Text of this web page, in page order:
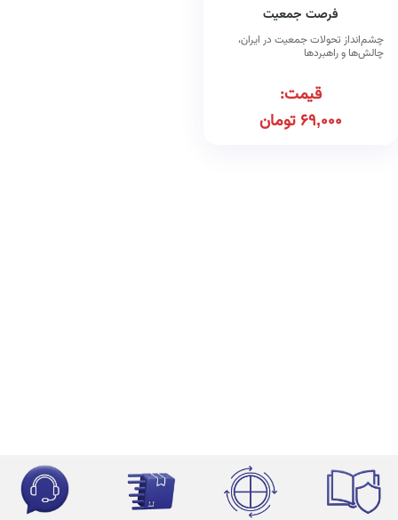
فرصت جمعیت
چشم‌انداز تحولات جمعیت در ایران،
چالش‌ها و راهبردها
قیمت:
69,000 تومان